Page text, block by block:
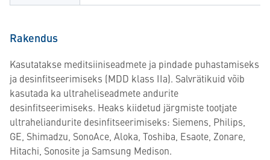
Rakendus
Kasutatakse meditsiiniseadmete ja pindade puhastamiseks
ja desinfitseerimiseks (MDD klass IIa). Salvrätikuid võib
kasutada ka ultraheliseadmete andurite
desinfitseerimiseks. Heaks kiidetud järgmiste tootjate
ultraheliandurite desinfitseerimiseks: Siemens, Philips,
GE, Shimadzu, SonoAce, Aloka, Toshiba, Esaote, Zonare,
Hitachi, Sonosite ja Samsung Medison.